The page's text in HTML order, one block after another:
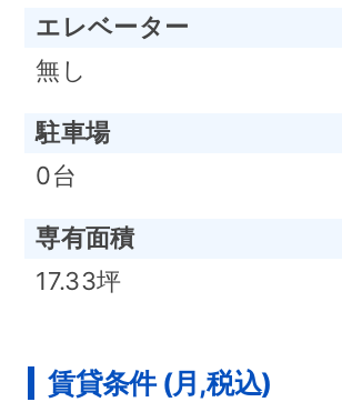
エレベーター
無し
駐車場
0台
専有面積
17.33坪
賃貸条件 (月,税込)